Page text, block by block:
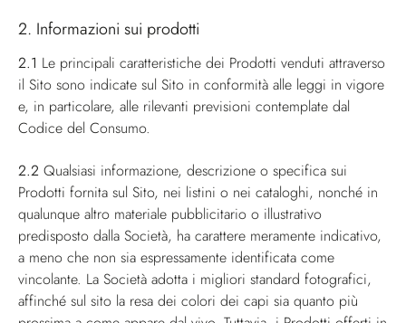
2. Informazioni sui prodotti
2.1 Le principali caratteristiche dei Prodotti venduti attraverso
il Sito sono indicate sul Sito in conformità alle leggi in vigore
e, in particolare, alle rilevanti previsioni contemplate dal
Codice del Consumo.
2.2 Qualsiasi informazione, descrizione o specifica sui
Prodotti fornita sul Sito, nei listini o nei cataloghi, nonché in
qualunque altro materiale pubblicitario o illustrativo
predisposto dalla Società, ha carattere meramente indicativo,
a meno che non sia espressamente identificata come
vincolante. La Società adotta i migliori standard fotografici,
affinché sul sito la resa dei colori dei capi sia quanto più